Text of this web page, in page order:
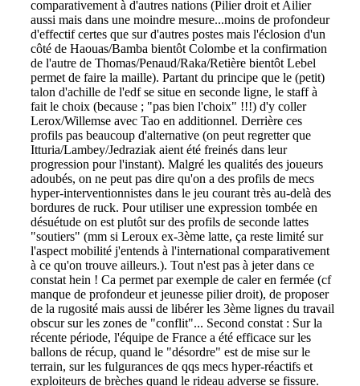
comparativement à d'autres nations (Pilier droit et Ailier
aussi mais dans une moindre mesure...moins de profondeur
d'effectif certes que sur d'autres postes mais l'éclosion d'un
côté de Haouas/Bamba bientôt Colombe et la confirmation
de l'autre de Thomas/Penaud/Raka/Retière bientôt Lebel
permet de faire la maille). Partant du principe que le (petit)
talon d'achille de l'edf se situe en seconde ligne, le staff à
fait le choix (because ; "pas bien l'choix" !!!) d'y coller
Lerox/Willemse avec Tao en additionnel. Derrière ces
profils pas beaucoup d'alternative (on peut regretter que
Itturia/Lambey/Jedraziak aient été freinés dans leur
progression pour l'instant). Malgré les qualités des joueurs
adoubés, on ne peut pas dire qu'on a des profils de mecs
hyper-interventionnistes dans le jeu courant très au-delà des
bordures de ruck. Pour utiliser une expression tombée en
désuétude on est plutôt sur des profils de seconde lattes
"soutiers" (mm si Leroux ex-3ème latte, ça reste limité sur
l'aspect mobilité j'entends à l'international comparativement
à ce qu'on trouve ailleurs.). Tout n'est pas à jeter dans ce
constat hein ! Ca permet par exemple de caler en fermée (cf
manque de profondeur et jeunesse pilier droit), de proposer
de la rugosité mais aussi de libérer les 3ème lignes du travail
obscur sur les zones de "conflit"... Second constat : Sur la
récente période, l'équipe de France a été efficace sur les
ballons de récup, quand le "désordre" est de mise sur le
terrain, sur les fulgurances de qqs mecs hyper-réactifs et
exploiteurs de brèches quand le rideau adverse se fissure.